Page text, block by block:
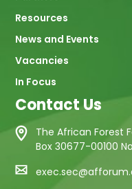
Resources
News and Events
Vacancies
In Focus
Contact Us
The African Forest
Box 30677-00100